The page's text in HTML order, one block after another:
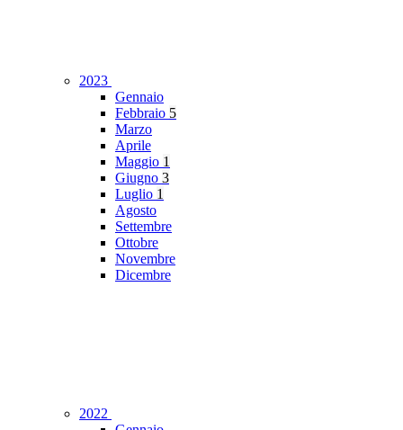
2023
Gennaio
Febbraio 5
Marzo
Aprile
Maggio 1
Giugno 3
Luglio 1
Agosto
Settembre
Ottobre
Novembre
Dicembre
2022